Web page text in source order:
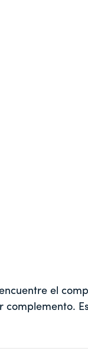
el
complemento.